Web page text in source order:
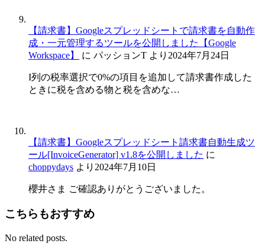
【請求書】Googleスプレッドシートで請求書を自動作
成・一元管理するツールを公開しました【Google
Workspace】
に パッションT より 2024年7月24日
I列の税率選択で0%の項目を追加して請求書作成した
ときに税を含める物と税を含めな…
【請求書】Googleスプレッドシート請求書自動生成ツ
ール[InvoiceGenerator] v1.8を公開しました に
choppydays より 2024年7月10日
櫻井さま ご確認ありがとうございました。
こちらもおすすめ
No related posts.